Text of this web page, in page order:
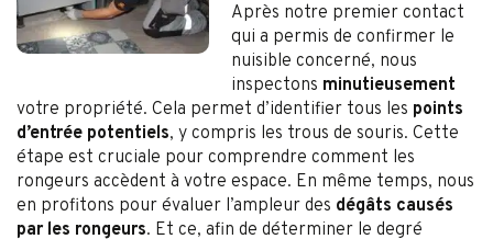
Après notre premier contact
qui a permis de confirmer le
nuisible concerné, nous
inspectons minutieusement
votre propriété. Cela permet d’identifier tous les points
d’entrée potentiels, y compris les trous de souris. Cette
étape est cruciale pour comprendre comment les
rongeurs accèdent à votre espace. En même temps, nous
en profitons pour évaluer l’ampleur des dégâts causés
par les rongeurs. Et ce, afin de déterminer le degré